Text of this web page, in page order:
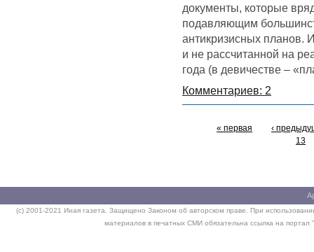
документы, которые
подавляющим
антикризисных планов.
и не рассчитанной на
года (в девичестве –
Комментариев: 2
« первая
‹
13
(c) 2001-2021 Иная газета. Защищено Законом об авторском праве. При
материалов в печатных СМИ обязательна ссылка на